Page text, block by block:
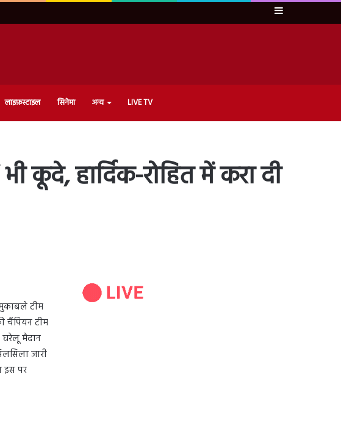
Sidebar
लाइफ़स्टाइल सिनेमा अन्य LIVE TV
कूदे, हार्दिक-रोहित में करा दी
टीम
चैंपियन टीम
घरेलू मैदान
जारी
इस पर